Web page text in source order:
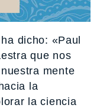
ha dicho: «Paul
que nos
mente
la
la ciencia